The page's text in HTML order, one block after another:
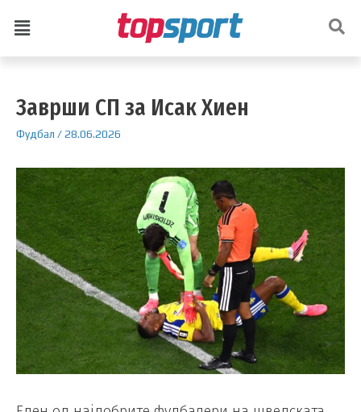
Заврши СП за Исак Хиен
Фудбал /28.06.2026